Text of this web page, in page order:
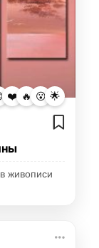
❤️ 🔥 😮 🌟
живописи